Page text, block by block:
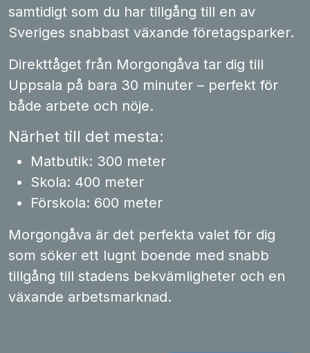
samtidigt som du har tillgång till en av
Sveriges snabbast växande företagsparker.
Direkttåget från Morgongåva tar dig till
Uppsala på bara 30 minuter – perfekt för
både arbete och nöje.
Närhet till det mesta:
Matbutik: 300 meter
Skola: 400 meter
Förskola: 600 meter
Morgongåva är det perfekta valet för dig
som söker ett lugnt boende med snabb
tillgång till stadens bekvämligheter och en
växande arbetsmarknad.